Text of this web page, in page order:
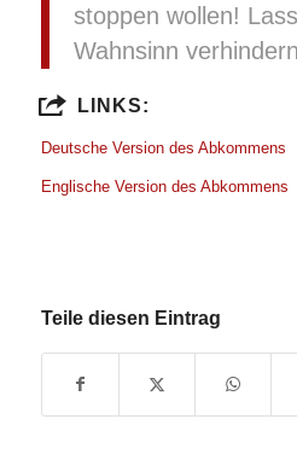
stoppen wollen!
Wahnsinn
LINKS:
Deutsche Version des Abkommens
Englische Version des Abkommens
Teile diesen Eintrag